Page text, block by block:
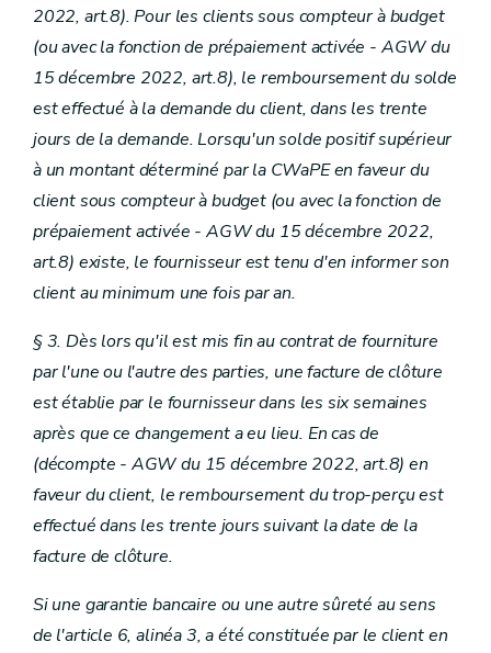
2022, art.8). Pour les clients sous compteur à budget
(ou avec la fonction de prépaiement activée - AGW du
15 décembre 2022, art.8), le remboursement du solde
est effectué à la demande du client, dans les trente
jours de la demande. Lorsqu'un solde positif supérieur
à un montant déterminé par la CWaPE en faveur du
client sous compteur à budget (ou avec la fonction de
prépaiement activée - AGW du 15 décembre 2022,
art.8) existe, le fournisseur est tenu d'en informer son
client au minimum une fois par an.
§ 3. Dès lors qu'il est mis fin au contrat de fourniture
par l'une ou l'autre des parties, une facture de clôture
est établie par le fournisseur dans les six semaines
après que ce changement a eu lieu. En cas de
(décompte - AGW du 15 décembre 2022, art.8) en
faveur du client, le remboursement du trop-perçu est
effectué dans les trente jours suivant la date de la
facture de clôture.
Si une garantie bancaire ou une autre sûreté au sens
de l'article 6, alinéa 3, a été constituée par le client en